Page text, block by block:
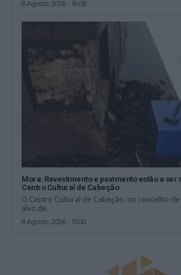
8 Agosto, 2026 - 16:08
Mora: Revestimento e pavimento estão a ser
Centro Cultural de Cabeção
O Centro Cultural de Cabeção, no concelho
alvo de...
8 Agosto, 2026 - 15:00